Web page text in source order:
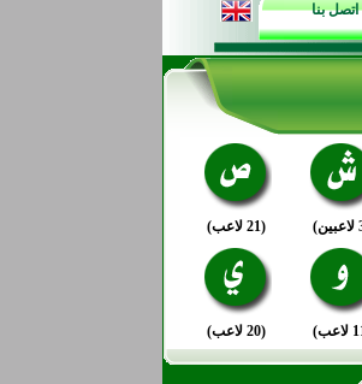
اتصل بنا
(21 لاعب)
(20 لاعب)